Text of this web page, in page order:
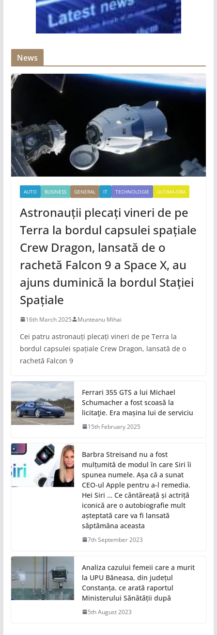
News
AUTO BUSINESS GENERAL IT TECHNOLOGIE ULTIMA-ORA
Astronauții plecați vineri de pe
Terra la bordul capsulei spațiale
Crew Dragon, lansată de o
rachetă Falcon 9 a Space X, au
ajuns duminică la bordul Stației
Spațiale
16th March 2025 Munteanu Mihai
Cei patru astronauți plecați vineri de pe Terra la
bordul capsulei spațiale Crew Dragon, lansată de o
rachetă Falcon 9
Ferrari 355 GTS a lui Michael
Schumacher a fost scoasă la
licitaţie. Era mașina lui de serviciu
15th February 2025
Barbra Streisand nu a fost
mulțumită de modul în care Siri îi
spunea numele. Așa că a sunat
CEO-ul Apple pentru a-l remedia.
Hei Siri … Ce cântăreață și actriță
iconică are o autobiografie mult
așteptată care va fi lansată
săptămâna aceasta
7th September 2023
Analiza cazului femeii care a murit
la UPU Băneasa, din județul
Constanța. ce arată raportul
Ministerului Sănătății după
5th August 2023